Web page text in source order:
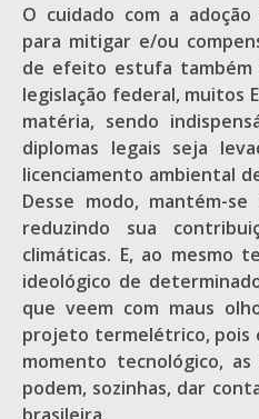
O cuidado com a
para mitigar e/ou
de efeito estufa também
legislação federal, muitos
matéria, sendo
diplomas legais seja
licenciamento ambiental
Desse modo, mantém-
reduzindo sua
climáticas. E, ao mesmo
ideológico de
que veem com maus
projeto termelétrico, pois
momento tecnológico,
podem, sozinhas, dar